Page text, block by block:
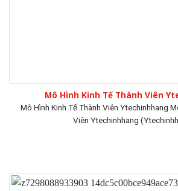
Mô Hình Kinh Tế Thành Viên
Mô Hình Kinh Tế Thành Viên Ytechinhhang
Viên Ytechinhhang